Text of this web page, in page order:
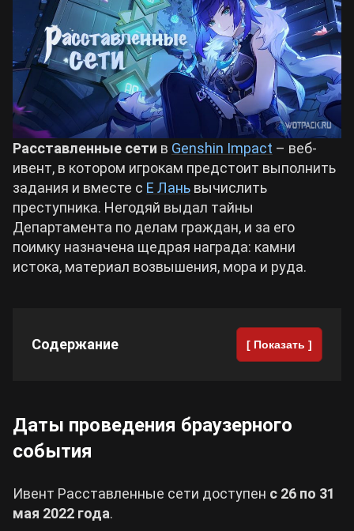
Crimson Desert
Zenless Zone Zero
Kingdom Come: Deliverance 2
Path of Exile 2
Wuthering Waves
Hogwarts Legacy
Все игры
Билды Arknights: Endfield
Билды Wuthering Waves
Билды Cyberpunk 2077
Билды Path of Exile 2
Расставленные сети в Genshin Impact – веб-
ивент, в котором игрокам предстоит выполнить
задания и вместе с Е Лань вычислить
преступника. Негодяй выдал тайны
Департамента по делам граждан, и за его
поимку назначена щедрая награда: камни
истока, материал возвышения, мора и руда.
Содержание [ Показать ]
Даты проведения браузерного
события
Ивент Расставленные сети доступен с 26 по 31
мая 2022 года.